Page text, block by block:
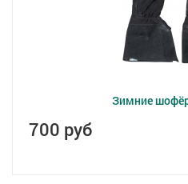
Зимние
700 руб